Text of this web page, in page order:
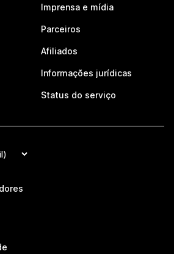
Imprensa e mídia
Parceiros
Afiliados
Informações jurídicas
Status do serviço